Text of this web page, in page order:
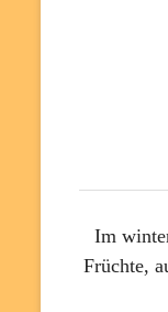
Im
Früchte,